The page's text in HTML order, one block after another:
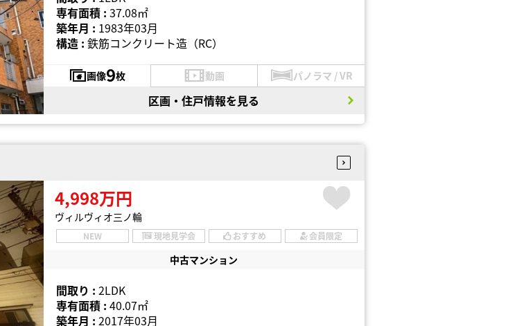
専有面積 : 37.08㎡
築年月 : 1983年03月
構造 : 鉄筋コンクリート造（RC）
画像9枚 動画 パノラマ / VR
区画・住戸情報を見る
4,998万円
ヴィルヴィオ三ノ輪
NEW 現地見学会 おすすめ 会員限定
中古マンション
間取り : 2LDK
専有面積 : 40.07㎡
築年月 : 2017年03月